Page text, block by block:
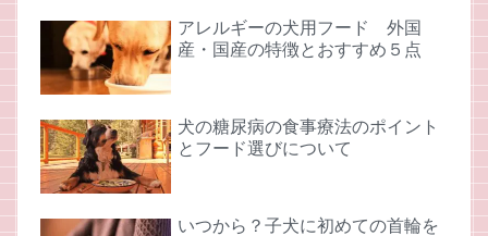
アレルギーの犬用フード 外国
産・国産の特徴とおすすめ５点
犬の糖尿病の食事療法のポイント
とフード選びについて
いつから？子犬に初めての首輪を